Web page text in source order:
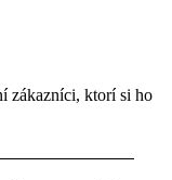
zákazníci, ktorí si ho